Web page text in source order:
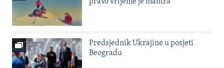
pravo vrijeme je mantra'
Predsjednik Ukrajine u posjeti
Beogradu